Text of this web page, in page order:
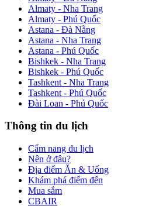
Almaty - Nha Trang
Almaty - Phú Quốc
Astana - Đà Nẵng
Astana - Nha Trang
Astana - Phú Quốc
Bishkek - Nha Trang
Bishkek - Phú Quốc
Tashkent - Nha Trang
Tashkent - Phú Quốc
Đài Loan - Phú Quốc
Thông tin du lịch
Cẩm nang du lịch
Nên ở đâu?
Địa điểm Ăn & Uống
Khám phá điểm đến
Mua sắm
CBAIR